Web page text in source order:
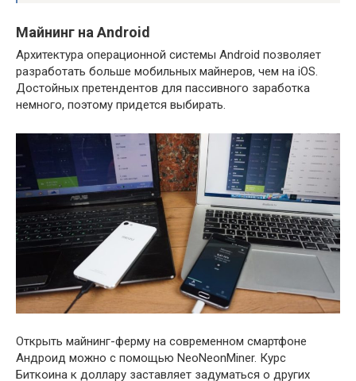
Майнинг на Android
Архитектура операционной системы Android позволяет
разработать больше мобильных майнеров, чем на iOS.
Достойных претендентов для пассивного заработка
немного, поэтому придется выбирать.
Открыть майнинг-ферму на современном смартфоне
Андроид можно с помощью NeoNeonMiner. Курс
Биткоина к доллару заставляет задуматься о других